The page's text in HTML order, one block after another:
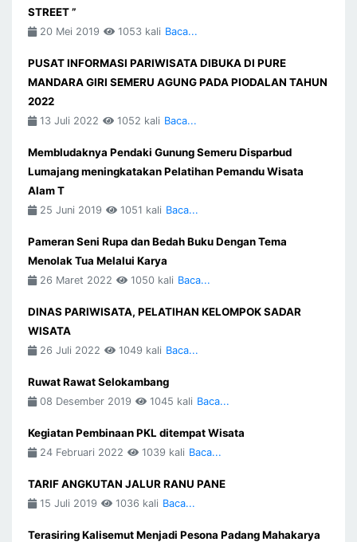
STREET ”
20 Mei 2019 1053 kali Baca...
PUSAT INFORMASI PARIWISATA DIBUKA DI PURE
MANDARA GIRI SEMERU AGUNG PADA PIODALAN TAHUN
2022
13 Juli 2022 1052 kali Baca...
Membludaknya Pendaki Gunung Semeru Disparbud
Lumajang meningkatakan Pelatihan Pemandu Wisata
Alam T
25 Juni 2019 1051 kali Baca...
Pameran Seni Rupa dan Bedah Buku Dengan Tema
Menolak Tua Melalui Karya
26 Maret 2022 1050 kali Baca...
DINAS PARIWISATA, PELATIHAN KELOMPOK SADAR
WISATA
26 Juli 2022 1049 kali Baca...
Ruwat Rawat Selokambang
08 Desember 2019 1045 kali Baca...
Kegiatan Pembinaan PKL ditempat Wisata
24 Februari 2022 1039 kali Baca...
TARIF ANGKUTAN JALUR RANU PANE
15 Juli 2019 1036 kali Baca...
Terasiring Kalisemut Menjadi Pesona Padang Mahakarya